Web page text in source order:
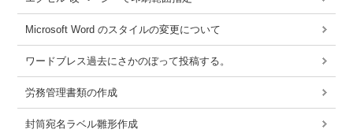
Microsoft Word のスタイルの変更について
ワードブレス過去にさかのぼって投稿する。
労務管理書類の作成
封筒宛名ラベル雛形作成